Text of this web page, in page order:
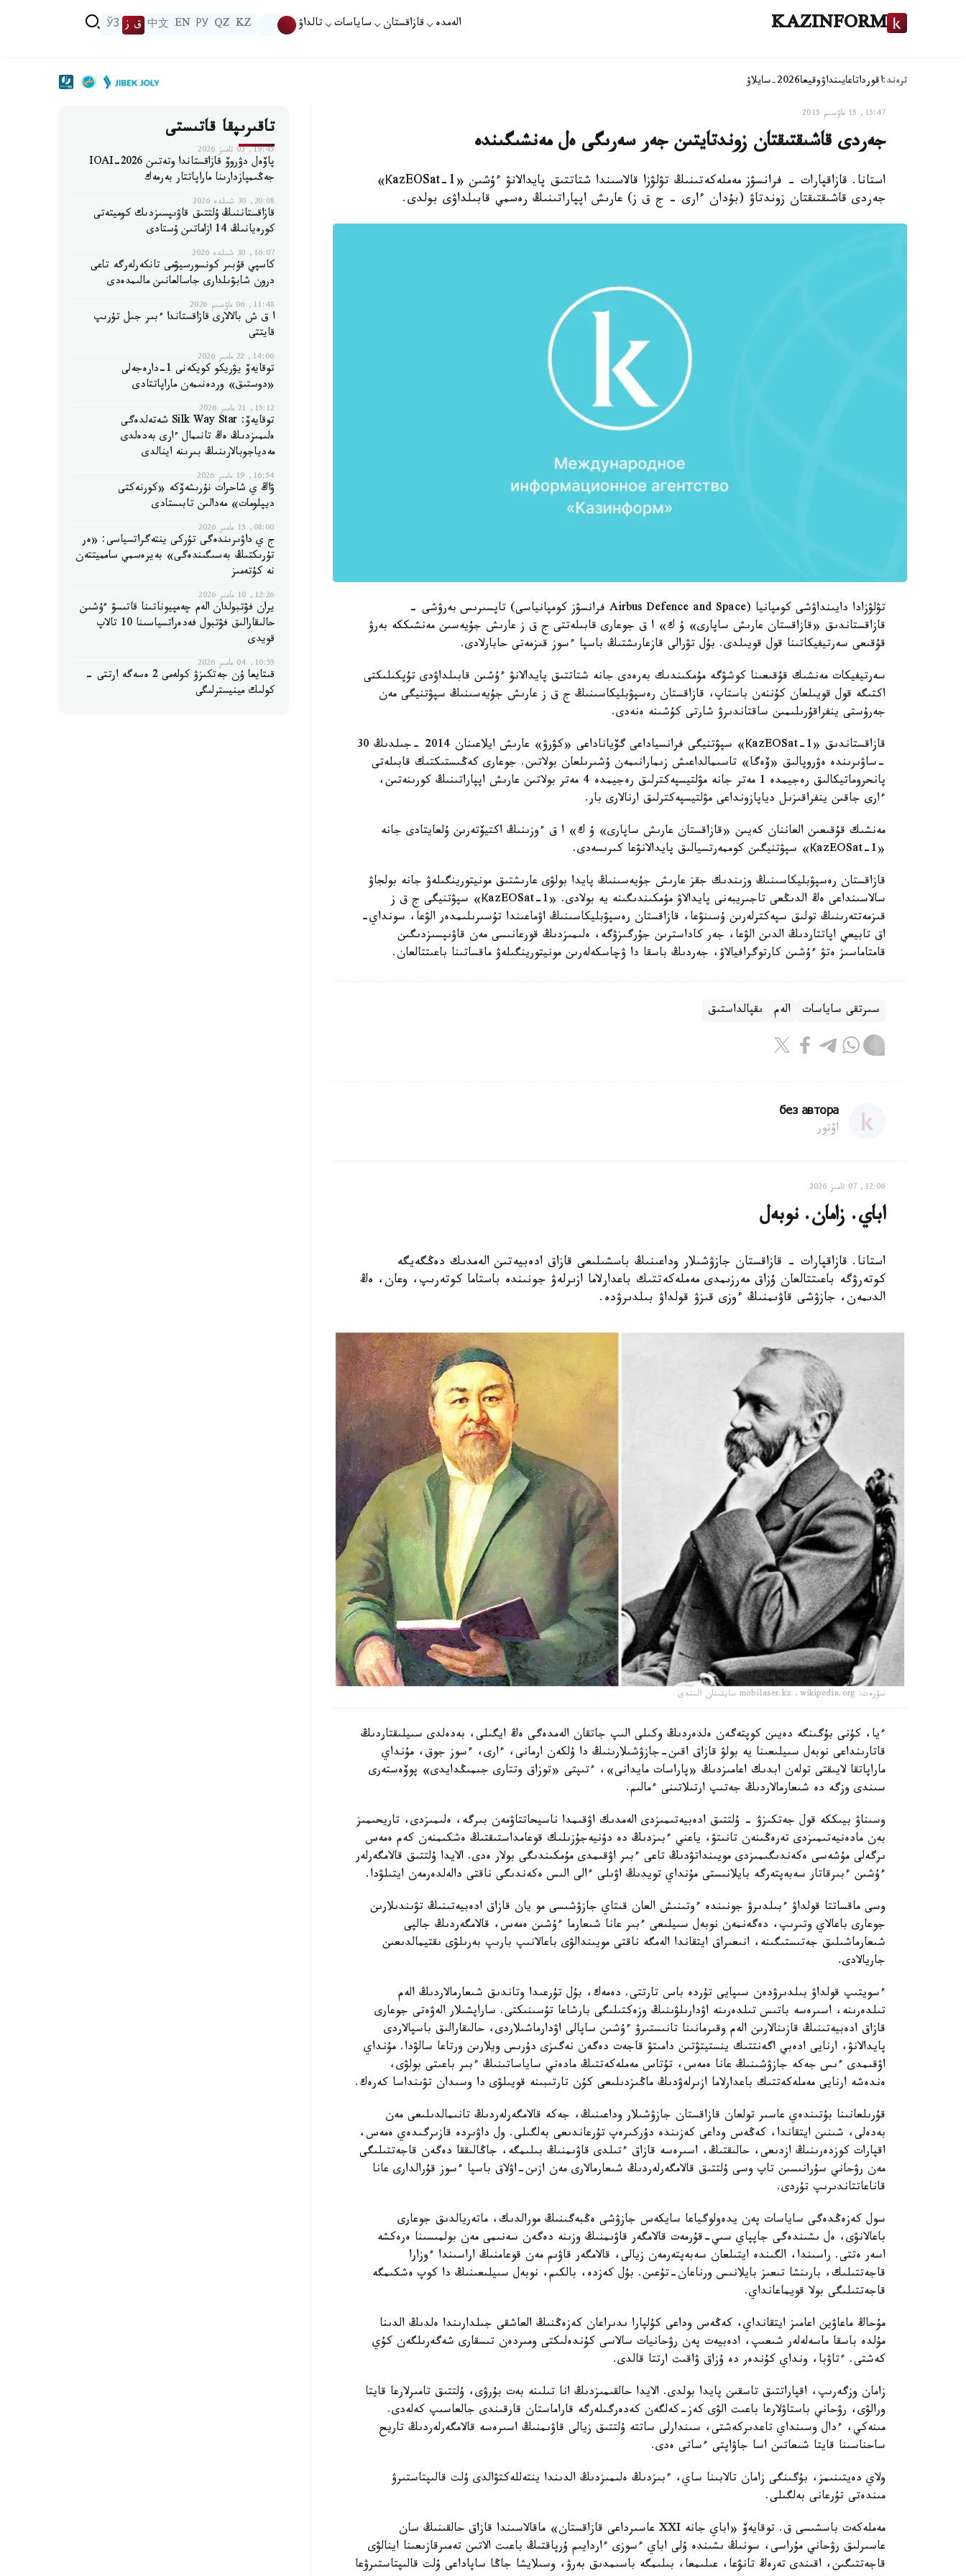
KAZINFORM الەمدە قازاقستان ساياسات تالداۋ KZ
QZ
РУ
EN
中文 ق ز ЎЗ
ترەند:اقورداتاعايىنداۋوقيعا2026-سايلاۋ
15:47, 15 ماۋسىم 2015
جەردى قاشىقتىقتان زوندتايتىن جەر سەرىگى ەل مەنشىگىندە
استانا. قازاقپارات - فرانسۋز مەملەكەتىنىڭ تۋلۋزا قالاسىندا شتاتتىق پايدالانۋ ءۇشىن «КazEOSat-1»
جەردى قاشىقتىقتان زوندتاۋ (بۇدان ءارى - ج ق ز) عارىش اپپاراتىنىڭ رەسمي قابىلداۋى بولدى.
تۋلۋزادا دايىنداۋشى كومپانيا (Airbus Defence and Space فرانسۋز كومپانياسى) تاپسىرىس بەرۋشى -
قازاقستاندىق «قازاقستان عارىش ساپارى» ۇ ك» ا ق جوعارى قابىلەتتى ج ق ز عارىش جۇيەسىن مەنشىككە بەرۋ
قۇقىعى سەرتيفيكاتىنا قول قويىلدى. بۇل تۋرالى قازعارىشتىڭ باسپا ءسوز قىزمەتى حابارلادى.
سەرتيفيكات مەنشىك قۇقىعىنا كوشۋگە مۇمكىندىك بەرەدى جانە شتاتتىق پايدالانۋ ءۇشىن قابىلداۋدى تۇپكىلىكتى
اكتىگە قول قويىلعان كۇننەن باستاپ، قازاقستان رەسپۋبليكاسىنىڭ ج ق ز عارىش جۇيەسىنىڭ سپۋتنيگى مەن
جەرۇستى ينفراقۇرىلىمىن ساقتاندىرۋ شارتى كۇشىنە ەنەدى.
قازاقستاندىق «КazEOSat-1» سپۋتنيگى فرانسياداعى گۆياناداعى «كۋرۋ» عارىش ايلاعىنان 2014 -جىلدىڭ 30
-ساۋىرىندە ەۋروپالىق «ۆەگا» تاسىمالداعىش زىمارانىمەن ۇشىرىلعان بولاتىن. جوعارى كەڭىستىكتىك قابىلەتى
پانحروماتيكالىق رەجيمدە 1 مەتر جانە مۋلتيسپەكترلىق رەجيمدە 4 مەتر بولاتىن عارىش اپپاراتىنىڭ كورىنەتىن،
ءارى جاقىن ينفراقىزىل دياپازونداعى مۋلتيسپەكترلىق ارنالارى بار.
مەنشىك قۇقىعىن العاننان كەيىن «قازاقستان عارىش ساپارى» ۇ ك» ا ق ءوزىنىڭ اكتيۆتەرىن ۇلعايتادى جانە
«КazEOSat-1» سپۋتنيگىن كوممەرتسيالىق پايدالانۋعا كىرىسەدى.
قازاقستان رەسپۋبليكاسىنىڭ وزىندىك جقز عارىش جۇيەسىنىڭ پايدا بولۋى عارىشتىق مونيتورينگىلەۋ جانە بولجاۋ
سالاسىنداعى ەڭ الدىڭعى تاجىريبەنى پايدالاۋ مۇمكىندىگىنە يە بولادى. «КazEOSat-1» سپۋتنيگى ج ق ز
قىزمەتتەرىنىڭ تولىق سپەكترلەرىن ۇسىنۋعا، قازاقستان رەسپۋبليكاسىنىڭ اۋماعىندا تۇسىرىلىمدەر الۋعا، سونداي-
اق تابيعي اپاتتاردىڭ الدىن الۋعا، جەر كاداسترىن جۇرگىزۋگە، ەلىمىزدىڭ قورعانىسى مەن قاۋىپسىزدىگىن
قامتاماسىز ەتۋ ءۇشىن كارتوگرافيالاۋ، جەردىڭ باسقا دا ۋچاسكەلەرىن مونيتورينگىلەۋ ماقساتىنا باعىتتالعان.
سىرتقى ساياسات الەم ىقپالداستىق
без автора
اۆتور
12:06, 07 تامىز 2026
اباي. زامان. نوبەل
استانا. قازاقپارات - قازاقستان جازۋشىلار وداعىنىڭ باسشىلىعى قازاق ادەبيەتىن الەمدىك دەڭگەيگە
كوتەرۋگە باعىتتالعان ۇزاق مەرزىمدى مەملەكەتتىك باعدارلاما ازىرلەۋ جونىندە باستاما كوتەرىپ، وعان، ەڭ
الدىمەن، جازۋشى قاۋىمنىڭ ءوزى قىزۋ قولداۋ بىلدىرۋدە.
سۋرەت: mobilaser.kz ،wikipedia.org سايتىنان الىندى
ءيا، كۇنى بۇگىنگە دەيىن كوپتەگەن ەلدەردىڭ وكىلى الىپ جاتقان الەمدەگى ەڭ ايگىلى، بەدەلدى سىيلىقتاردىڭ
قاتارىنداعى نوبەل سىيلىعىنا يە بولۋ قازاق اقىن-جازۋشىلارىنىڭ دا ۇلكەن ارمانى، ءارى، ءسوز جوق، مۇنداي
ماراپاتقا لايىقتى تولەن ابدىك اعامىزدىڭ «پاراسات مايدانى»، ءتىپتى «توزاق وتتارى جىمىڭدايدى» پوۆەستەرى
سىندى وزگە دە شىعارمالاردىڭ جەتىپ ارتىلاتىنى ءمالىم.
وسىناۋ بيىككە قول جەتكىزۋ - ۇلتتىق ادەبيەتىمىزدى الەمدىك اۋقىمدا ناسيحاتتاۋمەن بىرگە، ەلىمىزدى، تاريحىمىز
بەن مادەنيەتىمىزدى تەرەڭىنەن تانىتۋ، ياعني ءبىزدىڭ دە دۇنيەجۇزىلىك قوعامداستىقتىڭ ەشكىمنەن كەم ەمەس
ىرگەلى مۇشەسى ەكەندىگىمىزدى مويىنداتۋدىڭ تاعى ءبىر اۋقىمدى مۇمكىندىگى بولار ەدى. الايدا ۇلتتىق قالامگەرلەر
ءۇشىن ءبىرقاتار سەبەپتەرگە بايلانىستى مۇنداي تويدىڭ اۋىلى ءالى الىس ەكەندىگى ناقتى دالەلدەرمەن ايتىلۋدا.
وسى ماقساتتا قولداۋ ءبىلدىرۋ جونىندە ءوتىنىش العان قىتاي جازۋشىسى مو يان قازاق ادەبيەتىنىڭ تۋىندىلارىن
جوعارى باعالاي وتىرىپ، دەگەنمەن نوبەل سىيلىعى ءبىر عانا شىعارما ءۇشىن ەمەس، قالامگەردىڭ جالپى
شىعارماشىلىق جەتىستىگىنە، انىعىراق ايتقاندا الەمگە ناقتى مويىندالۋى باعالانىپ بارىپ بەرىلۋى ىقتيمالدىعىن
جاريالادى.
ءسويتىپ قولداۋ بىلدىرۋدەن سىپايى تۇردە باس تارتتى. دەمەك، بۇل تۇرعىدا وتاندىق شىعارمالاردىڭ الەم
تىلدەرىنە، اسىرەسە باتىس تىلدەرىنە اۋدارىلۋىنىڭ وزەكتىلىگى بارشاعا تۇسىنىكتى. ساراپشىلار الەۋەتى جوعارى
قازاق ادەبيەتىنىڭ قازىنالارىن الەم وقىرمانىنا تانىستىرۋ ءۇشىن ساپالى اۋدارماشىلاردى، حالىقارالىق باسپالاردى
پايدالانۋ، ارنايى ادەبي اگەنتتىك ينستيتۋتىن دامىتۋ قاجەت دەگەن نەگىزى دۇرىس ويلارىن ورتاعا سالۋدا. مۇنداي
اۋقىمدى ءىس جەكە جازۋشىنىڭ عانا ەمەس، تۇتاس مەملەكەتتىڭ مادەني ساياساتىنىڭ ءبىر باعىتى بولۋى،
ەندەشە ارنايى مەملەكەتتىك باعدارلاما ازىرلەۋدىڭ ماڭىزدىلىعى كۇن تارتىبىنە قويىلۋى دا وسىدان تۋىنداسا كەرەك.
قۇرىلعانىنا بۇتىندەي عاسىر تولعان قازاقستان جازۋشىلار وداعىنىڭ، جەكە قالامگەرلەردىڭ تانىمالدىلىعى مەن
بەدەلى، شىنىن ايتقاندا، كەڭەس وداعى كەزىندە دۇركىرەپ تۇرعاندىعى بەلگىلى. ول داۋىردە قازىرگىدەي ەمەس،
اقپارات كوزدەرىنىڭ ازدىعى، حالىقتىڭ، اسىرەسە قازاق ءتىلدى قاۋىمنىڭ بىلىمگە، جاڭالىققا دەگەن قاجەتتىلىگى
مەن رۋحاني سۇرانىسىن تاپ وسى ۇلتتىق قالامگەرلەردىڭ شىعارمالارى مەن ازىن-اۋلاق باسپا ءسوز قۇرالدارى عانا
قاناعاتتاندىرىپ تۇردى.
سول كەزەڭدەگى ساياسات پەن يدەولوگياعا سايكەس جازۋشى ەڭبەگىنىڭ مورالدىك، ماتەريالدىق جوعارى
باعالانۋى، ەل ىشىندەگى جاپپاي سىي-قۇرمەت قالامگەر قاۋىمنىڭ وزىنە دەگەن سەنىمى مەن بولمىسىنا ەرەكشە
اسەر ەتتى. راسىندا، الگىندە ايتىلعان سەبەپتەرمەن زيالى، قالامگەر قاۋىم مەن قوعامنىڭ اراسىندا ءوزارا
قاجەتتىلىك، بارىنشا تىعىز بايلانىس ورناعان-تۇعىن. بۇل كەزدە، بالكىم، نوبەل سىيلىعىنىڭ دا كوپ ەشكىمگە
قاجەتتىلىگى بولا قويماعانداي.
مۇحاڭ ماعاۋين اعامىز ايتقانداي، كەڭەس وداعى كۇلپارا ىدىراعان كەزەڭنىڭ العاشقى جىلدارىندا ەلدىڭ الدىنا
مۇلدە باسقا ماسەلەلەر شىعىپ، ادەبيەت پەن رۋحانيات سالاسى كۇندەلىكتى ومىردەن تىسقارى شەگەرىلگەن كۇي
كەشتى. ءتاۋبا، ونداي كۇندەر دە ۇزاق ۋاقىت ارتتا قالدى.
زامان وزگەرىپ، اقپاراتتىق تاسقىن پايدا بولدى. الايدا حالقىمىزدىڭ انا تىلىنە بەت بۇرۋى، ۇلتتىق تامىرلارعا قايتا
ورالۋى، رۋحاني باستاۋلارعا باعىت الۋى كەز-كەلگەن كەدەرگىلەرگە قاراماستان قارقىندى جالعاسىپ كەلەدى.
مىنەكي، ءدال وسىنداي تاعدىركەشتى، سىندارلى ساتتە ۇلتتىق زيالى قاۋىمنىڭ اسىرەسە قالامگەرلەردىڭ تاريح
ساحناسىنا قايتا شىعاتىن اسا جاۋاپتى ءساتى ەدى.
ولاي دەيتىنىمز، بۇگىنگى زامان تالابىنا ساي، ءبىزدىڭ ەلىمىزدىڭ الدىندا ينتەللەكتۋالدى ۇلت قالىپتاستىرۋ
مىندەتى تۇرعانى بەلگىلى.
مەملەكەت باسشىسى ق. توقايەۆ «اباي جانە XXI عاسىرداعى قازاقستان» ماقالاسىندا قازاق حالقىنىڭ سان
عاسىرلىق رۋحاني مۇراسى، سونىڭ ىشىندە ۇلى اباي ءسوزى ءاردايىم ۇرپاقتىڭ باعىت الاتىن تەمىرقازىعىنا اينالۋى
قاجەتتىگىن، اقىندى تەرەڭ تانۋعا، عىلىمعا، بىلىمگە باسىمدىق بەرۋ، وسىلايشا جاڭا ساپاداعى ۇلت قالىپتاستىرۋعا
تاقىرىپقا قاتىستى
19:45, 03 تامىز 2026
پاۆەل دۋروۆ قازاقستاندا وتەتىن IOAI-2026
جەڭىمپازدارىنا ماراپاتتار بەرمەك
20:08, 30 شىلدە 2026
قازاقستاننىڭ ۇلتتىق قاۋىپسىزدىك كوميتەتى
كورەيانىڭ 14 ازاماتىن ۇستادى
16:07, 30 شىلدە 2026
كاسپي قۇبىر كونسورسيۋمى تانكەرلەرگە تاعى
درون شابۋىلدارى جاسالعانىن مالىمدەدى
11:48, 06 ماۋسىم 2026
ا ق ش بالالارى قازاقستاندا ءبىر جىل تۇرىپ
قايتتى
14:06, 22 مامىر 2026
توقايەۆ يۋريكو كويكەنى 1-دارەجەلى
«دوستىق» وردەنىمەن ماراپاتتادى
15:12, 21 مامىر 2026
توقايەۆ: Silk Way Star شەتەلدەگى
ەلىمىزدىڭ ەڭ تانىمال ءارى بەدەلدى
مەدياجوبالارىنىڭ بىرىنە اينالدى
16:54, 19 مامىر 2026
ۋاڭ ي شاحرات نۇرىشەۆكە «كورنەكتى
ديپلومات» مەدالىن تابىستادى
08:00, 15 مامىر 2026
ج ي داۋىرىندەگى تۇركى ينتەگراتسياسى: «ەر
تۇرىكتىڭ بەسىگىندەگى» بەيرەسمي سامميتتەن
نە كۇتەمىز
12:26, 10 مامىر 2026
يران فۋتبولدان الەم چەمپيوناتىنا قاتىسۋ ءۇشىن
حالىقارالىق فۋتبول فەدەراتسياسىنا 10 تالاپ
قويدى
10:55, 04 مامىر 2026
قىتايعا ۇن جەتكىزۋ كولەمى 2 ەسەگە ارتتى -
كولىك مينيسترلىگى